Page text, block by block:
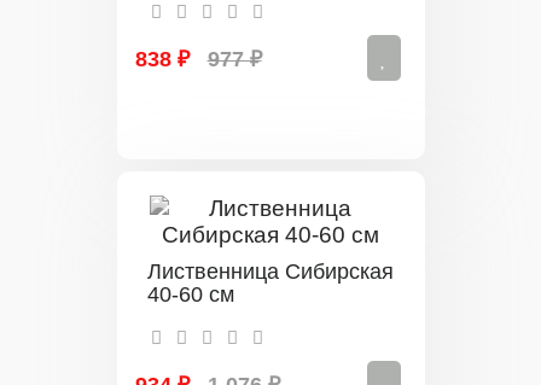
838 ₽ 977 ₽
Лиственница Сибирская
40-60 см